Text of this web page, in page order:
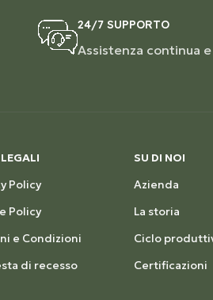
24/7 SUPPORTO
Assistenza continua
Policy
Policy
e Condizioni
di recesso
SU DI NOI
Azienda
La storia
Ciclo
Certificazioni